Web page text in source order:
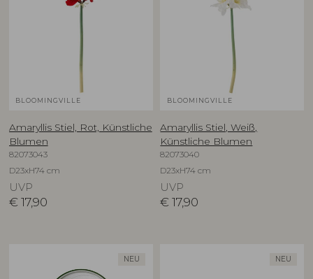
BLOOMINGVILLE
Amaryllis Stiel, Rot, Künstliche
Blumen
82073043
D23xH74 cm
UVP
€ 17,90
BLOOMINGVILLE
Amaryllis Stiel, Weiß,
Künstliche Blumen
82073040
D23xH74 cm
UVP
€ 17,90
NEU NEU